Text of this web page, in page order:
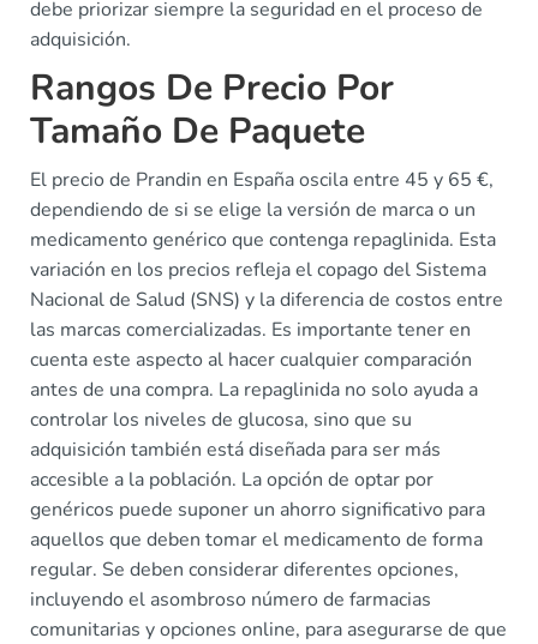
debe priorizar siempre la seguridad en el proceso de
adquisición.
Rangos De Precio Por
Tamaño De Paquete
El precio de Prandin en España oscila entre 45 y 65 €,
dependiendo de si se elige la versión de marca o un
medicamento genérico que contenga repaglinida. Esta
variación en los precios refleja el copago del Sistema
Nacional de Salud (SNS) y la diferencia de costos entre
las marcas comercializadas. Es importante tener en
cuenta este aspecto al hacer cualquier comparación
antes de una compra. La repaglinida no solo ayuda a
controlar los niveles de glucosa, sino que su
adquisición también está diseñada para ser más
accesible a la población. La opción de optar por
genéricos puede suponer un ahorro significativo para
aquellos que deben tomar el medicamento de forma
regular. Se deben considerar diferentes opciones,
incluyendo el asombroso número de farmacias
comunitarias y opciones online, para asegurarse de que